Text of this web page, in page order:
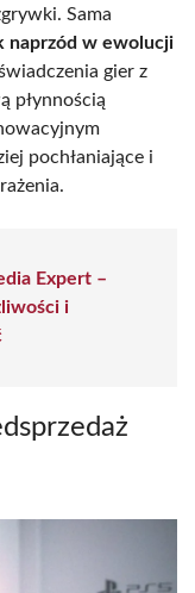
Sama
naprzód w ewolucji
gier z
płynnością
pochłaniające i
Expert –
i